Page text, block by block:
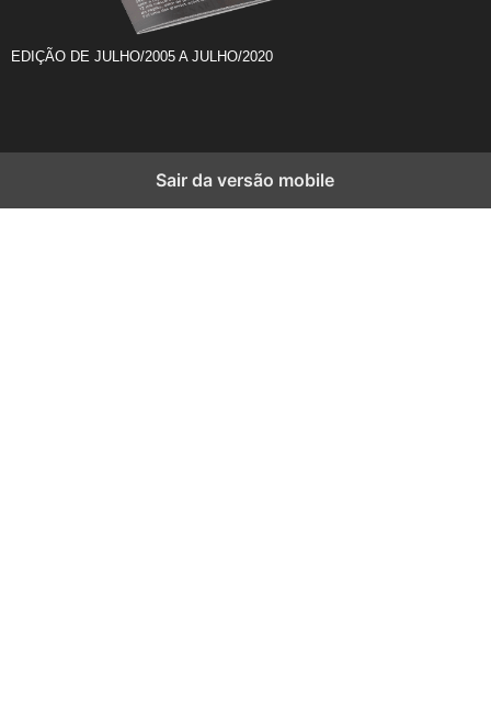
EDIÇÃO DE JULHO/2005 A JULHO/2020
Sair da versão mobile